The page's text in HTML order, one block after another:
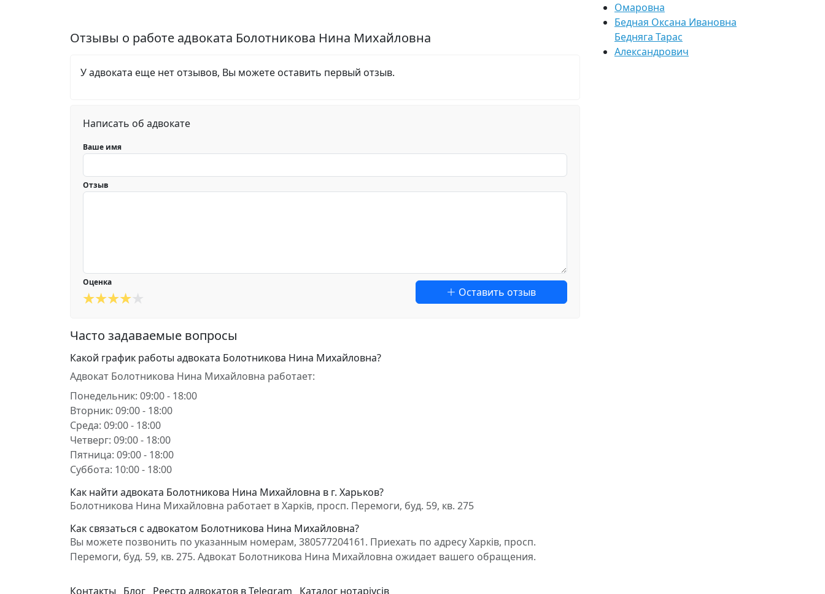
Отзывы о работе адвоката Болотникова Нина Михайловна
У адвоката еще нет отзывов, Вы можете оставить первый отзыв.
Написать об адвокате
Ваше имя
Отзыв
Оценка
Оставить отзыв
Часто задаваемые вопросы
Какой график работы адвоката Болотникова Нина Михайловна?
Адвокат Болотникова Нина Михайловна работает:
Понедельник: 09:00 - 18:00
Вторник: 09:00 - 18:00
Среда: 09:00 - 18:00
Четверг: 09:00 - 18:00
Пятница: 09:00 - 18:00
Суббота: 10:00 - 18:00
Как найти адвоката Болотникова Нина Михайловна в г. Харьков?
Болотникова Нина Михайловна работает в Харків, просп. Перемоги, буд. 59, кв. 275
Как связаться с адвокатом Болотникова Нина Михайловна?
Вы можете позвонить по указанным номерам, 380577204161. Приехать по адресу Харків, просп.
Перемоги, буд. 59, кв. 275. Адвокат Болотникова Нина Михайловна ожидает вашего обращения.
Омаровна
Бедная Оксана Ивановна
Бедняга Тарас
Александрович
Контакты Блог Реестр адвокатов в Telegram Каталог нотаріусів